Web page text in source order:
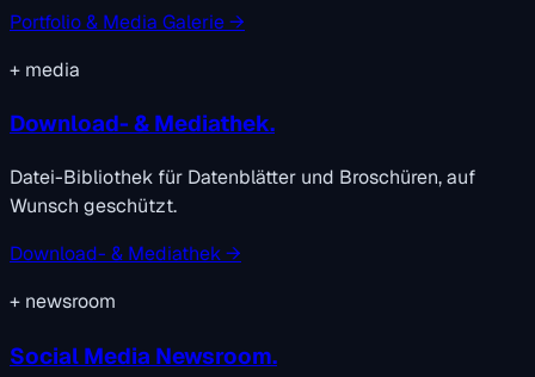
Portfolio & Media Galerie →
+ media
Download- & Mediathek.
Datei-Bibliothek für Datenblätter und Broschüren, auf
Wunsch geschützt.
Download- & Mediathek →
+ newsroom
Social Media Newsroom.